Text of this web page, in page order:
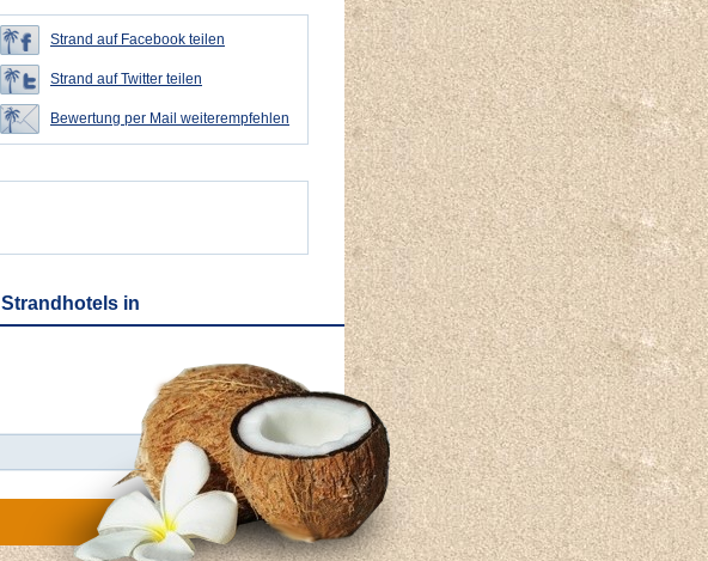
Strand auf Facebook teilen
Strand auf Twitter teilen
Bewertung per Mail weiterempfehlen
Strandhotels in